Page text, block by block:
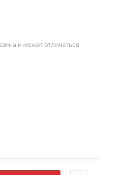
и может отличаться